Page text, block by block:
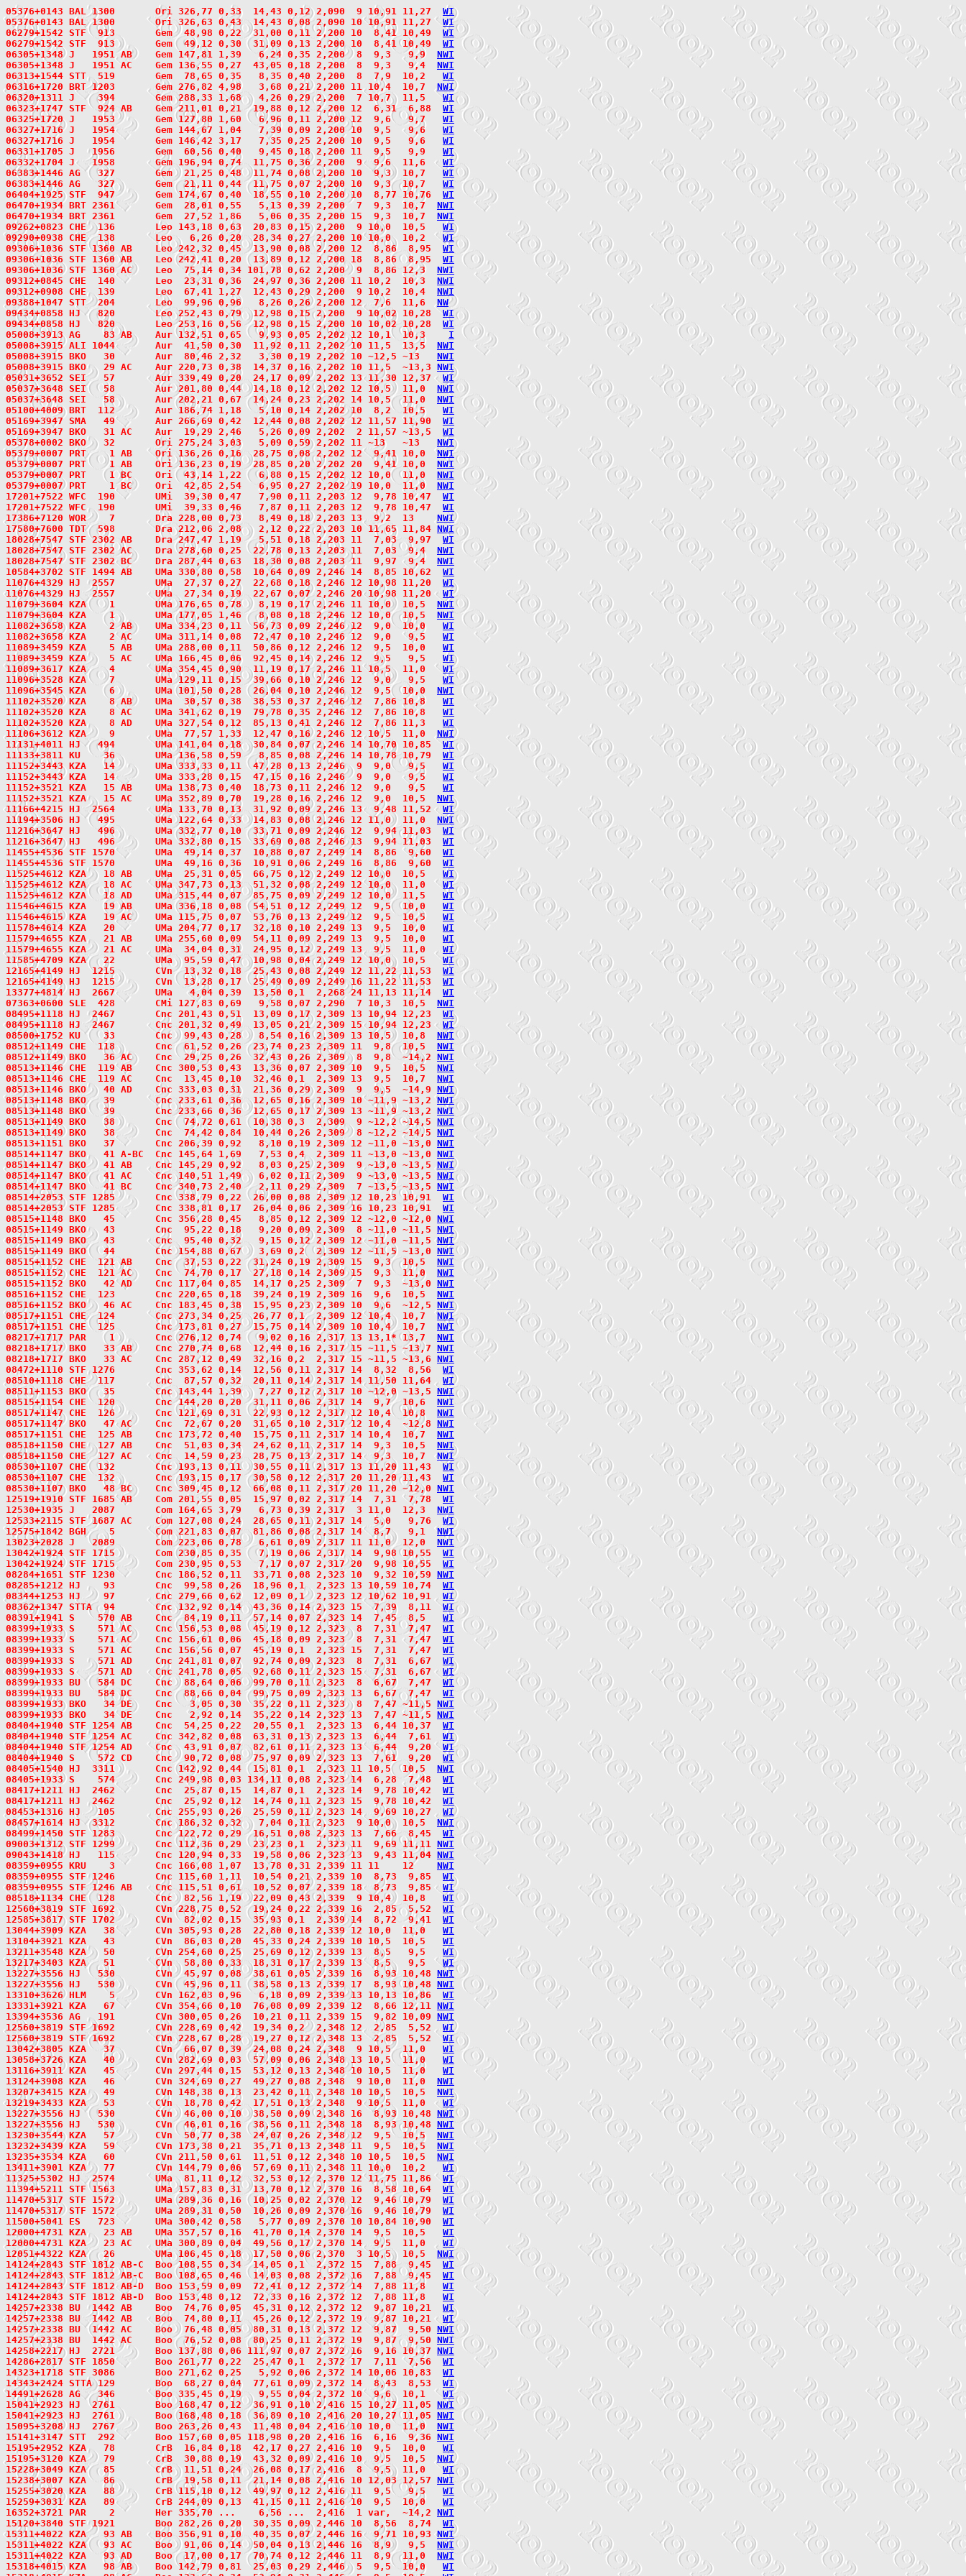
05376+0143 BAL 1300
       Ori 326,77 0,33  14,43 0,12 2,090  9 10,91 11,27
WI
05376+0143 BAL 1300       Ori 326,63 0,43  14,43 0,08 2,090 10 10,91 11,27 WI
06279+1542 STF  913
       Gem  48,98 0,22  31,00 0,11 2,200 10  8,41 10,49
WI
06279+1542 STF  913       Gem  49,12 0,30  31,09 0,13 2,200 10  8,41 10,49 WI
06305+1348 J   1951 AB    Gem 147,81 1,39   6,24 0,35 2,200  8  9,3   9,9 NWI
06305+1348 J   1951 AC    Gem 136,55 0,27  43,05 0,18 2,200  8  9,3   9,4 NWI
06313+1544 STT  519
       Gem  78,65 0,35   8,35 0,40 2,200  8  7,9  10,2
WI
06316+1720 BRT 1203
       Gem 276,82 4,98   3,68 0,21 2,200 11 10,4  10,7
NWI
06320+1311 J    394
       Gem 288,33 1,68   4,26 0,29 2,200  7 10,7  11,5
WI
06323+1747 STF  924 AB    Gem 211,01 0,21  19,88 0,12 2,200 12  6,31  6,88 WI
06325+1720 J   1953
       Gem 127,80 1,60   6,96 0,11 2,200 12  9,6   9,7
WI
06327+1716 J   1954
       Gem 144,67 1,04   7,39 0,09 2,200 10  9,5   9,6
WI
06327+1716 J   1954       Gem 146,42 3,17   7,35 0,25 2,200 10  9,5   9,6 WI
06331+1705 J   1956
       Gem  60,56 0,40   9,45 0,18 2,200 11  9,5   9,9
WI
06332+1704 J   1958
       Gem 196,94 0,74  11,75 0,36 2,200  9  9,6  11,6
WI
06383+1446 AG   327
       Gem  21,25 0,48  11,74 0,08 2,200 10  9,3  10,7
WI
06383+1446 AG   327       Gem  21,11 0,44  11,75 0,07 2,200 10  9,3  10,7 WI
06404+1925 STF  947
       Gem 174,67 0,40  18,55 0,10 2,200 10  8,77 10,76
WI
06470+1934 BRT 2361
       Gem  28,01 0,55   5,13 0,39 2,200  7  9,3  10,7
NWI
06470+1934 BRT 2361       Gem  27,52 1,86   5,06 0,35 2,200 15  9,3  10,7 NWI
09262+0823 CHE  136
       Leo 143,18 0,63  20,83 0,15 2,200  9 10,0  10,5
WI
09290+0938 CHE  138
       Leo   6,26 0,20  28,34 0,27 2,200 10 10,0  10,2
WI
09306+1036 STF 1360 AB    Leo 242,32 0,45  13,90 0,08 2,200 12  8,86  8,95 WI
09306+1036 STF 1360 AB    Leo 242,41 0,20  13,89 0,12 2,200 18  8,86  8,95 WI
09306+1036 STF 1360 AC    Leo  75,14 0,34 101,78 0,62 2,200  9  8,86 12,3 NWI
09312+0845 CHE  140
       Leo  23,31 0,36  24,97 0,36 2,200 11 10,2  10,3
NWI
09312+0908 CHE  139
       Leo  67,41 1,27  12,43 0,29 2,200  9 10,2  10,4
NWI
09388+1047 STT  204
       Leo  99,96 0,96   8,26 0,26 2,200 12  7,6  11,6
NW
09434+0858 HJ   820
       Leo 252,43 0,79  12,98 0,15 2,200  9 10,02 10,28
WI
09434+0858 HJ   820       Leo 253,16 0,56  12,98 0,15 2,200 10 10,02 10,28 WI
05008+3913 AG    83 AB    Aur 132,51 0,65   9,93 0,05 2,202 12 10,1  10,3 I
05008+3915 ALI 1044
       Aur  41,50 0,30  11,92 0,11 2,202 10 11,5  13,5
NWI
05008+3915 BKO   30
       Aur  80,46 2,32   3,30 0,19 2,202 10 ~12,5 ~13
NWI
05008+3915 BKO   29 AC    Aur 220,73 0,38  14,37 0,16 2,202 10 11,5  ~13,3 NWI
05031+3652 SEI   57
       Aur 339,49 0,20  24,17 0,09 2,202 13 11,30 12,37
WI
05037+3648 SEI   58
       Aur 201,80 0,44  14,18 0,12 2,202 12 10,5  11,0
NWI
05037+3648 SEI   58       Aur 202,21 0,67  14,24 0,23 2,202 14 10,5  11,0 NWI
05100+4009 BRT  112
       Aur 186,74 1,18   5,10 0,14 2,202 10  8,2  10,5
WI
05169+3947 SMA   49
       Aur 266,69 0,42  12,44 0,08 2,202 12 11,57 11,90
WI
05169+3947 BKO   31 AC    Aur  19,29 2,46   5,26 0,09 2,202  2 11,57 ~13,5 WI
05378+0002 BKO   32
       Ori 275,24 3,03   5,09 0,59 2,202 11 ~13   ~13
NWI
05379+0007 PRT    1 AB    Ori 136,26 0,16  28,75 0,08 2,202 12  9,41 10,0 NWI
05379+0007 PRT    1 AB    Ori 136,23 0,19  28,85 0,20 2,202 20  9,41 10,0 NWI
05379+0007 PRT    1 BC    Ori  43,14 1,22   6,88 0,15 2,202 12 10,0  11,0 NWI
05379+0007 PRT    1 BC    Ori  42,85 2,54   6,95 0,27 2,202 19 10,0  11,0 NWI
17201+7522 WFC  190
       UMi  39,30 0,47   7,90 0,11 2,203 12  9,78 10,47
WI
17201+7522 WFC  190       UMi  39,33 0,46   7,87 0,11 2,203 12  9,78 10,47 WI
17386+7120 WOR    7
       Dra 228,00 0,73   8,49 0,18 2,203 13  9,2  13
NWI
17580+7600 TDT  598
       Dra 212,06 2,08   2,12 0,22 2,203 10 11,65 11,84
NWI
18028+7547 STF 2302 AB    Dra 247,47 1,19   5,51 0,18 2,203 11  7,03  9,97 WI
18028+7547 STF 2302 AC    Dra 278,60 0,25  22,78 0,13 2,203 11  7,03  9,4 NWI
18028+7547 STF 2302 BC    Dra 287,44 0,63  18,30 0,08 2,203 11  9,97  9,4 NWI
10584+3702 STF 1494 AB    UMa 330,80 0,58  10,64 0,09 2,246 14  8,85 10,62 WI
11076+4329 HJ  2557
       UMa  27,37 0,27  22,68 0,18 2,246 12 10,98 11,20
WI
11076+4329 HJ  2557       UMa  27,34 0,19  22,67 0,07 2,246 20 10,98 11,20 WI
11079+3604 KZA    1
       UMa 176,65 0,78   8,19 0,17 2,246 11 10,0  10,5
NWI
11079+3604 KZA    1       UMa 177,05 1,46   8,08 0,18 2,246 12 10,0  10,5 NWI
11082+3658 KZA    2 AB    UMa 334,23 0,11  56,73 0,09 2,246 12  9,0  10,0 WI
11082+3658 KZA    2 AC    UMa 311,14 0,08  72,47 0,10 2,246 12  9,0   9,5 WI
11089+3459 KZA    5 AB    UMa 288,00 0,11  50,86 0,12 2,246 12  9,5  10,0 WI
11089+3459 KZA    5 AC    UMa 166,45 0,06  92,45 0,14 2,246 12  9,5   9,5 WI
11089+3617 KZA    4
       UMa 354,45 0,90  11,19 0,17 2,246 11 10,5  11,0
WI
11096+3528 KZA    7
       UMa 129,11 0,15  39,66 0,10 2,246 12  9,0   9,5
WI
11096+3545 KZA    6
       UMa 101,50 0,28  26,04 0,10 2,246 12  9,5  10,0
NWI
11102+3520 KZA    8 AB    UMa  30,57 0,38  38,53 0,37 2,246 12  7,86 10,8 WI
11102+3520 KZA    8 AC    UMa 341,62 0,19  79,78 0,35 2,246 12  7,86 10,8 WI
11102+3520 KZA    8 AD    UMa 327,54 0,12  85,13 0,41 2,246 12  7,86 11,3 WI
11106+3612 KZA    9
       UMa  77,57 1,33  12,47 0,16 2,246 12 10,5  11,0
NWI
11131+4011 HJ   494
       UMa 141,04 0,18  30,84 0,07 2,246 14 10,70 10,85
WI
11133+3811 KU    36
       UMa 136,58 0,59   8,85 0,08 2,246 14 10,78 10,79
WI
11152+3443 KZA   14
       UMa 333,33 0,11  47,28 0,13 2,246  9  9,0   9,5
WI
11152+3443 KZA   14       UMa 333,28 0,15  47,15 0,16 2,246  9  9,0   9,5 WI
11152+3521 KZA   15 AB    UMa 138,73 0,40  18,73 0,11 2,246 12  9,0   9,5 WI
11152+3521 KZA   15 AC    UMa 352,89 0,70  19,28 0,16 2,246 12  9,0  10,5 NWI
11166+4215 HJ  2564
       UMa 133,70 0,13  31,92 0,09 2,246 13  9,48 11,52
WI
11194+3506 HJ   495
       UMa 122,64 0,33  14,83 0,08 2,246 12 11,0  11,0
NWI
11216+3647 HJ   496
       UMa 332,77 0,10  33,71 0,09 2,246 12  9,94 11,03
WI
11216+3647 HJ   496       UMa 332,80 0,15  33,69 0,08 2,246 13  9,94 11,03 WI
11455+4536 STF 1570
       UMa  49,14 0,37  10,88 0,07 2,249 14  8,86  9,60
WI
11455+4536 STF 1570       UMa  49,16 0,36  10,91 0,06 2,249 16  8,86  9,60 WI
11525+4612 KZA   18 AB    UMa  25,31 0,05  66,75 0,12 2,249 12 10,0  10,5 WI
11525+4612 KZA   18 AC    UMa 347,73 0,13  51,32 0,08 2,249 12 10,0  11,0 WI
11525+4612 KZA   18 AD    UMa 315,44 0,07  85,75 0,09 2,249 12 10,0  11,5 WI
11546+4615 KZA   19 AB    UMa 336,18 0,08  54,51 0,12 2,249 12  9,5  10,0 WI
11546+4615 KZA   19 AC    UMa 115,75 0,07  53,76 0,13 2,249 12  9,5  10,5 WI
11578+4614 KZA   20
       UMa 204,77 0,17  32,18 0,10 2,249 13  9,5  10,0
WI
11579+4655 KZA   21 AB    UMa 255,60 0,09  54,11 0,09 2,249 13  9,5  10,0 WI
11579+4655 KZA   21 AC    UMa  34,04 0,31  24,95 0,12 2,249 13  9,5  11,0 WI
11585+4709 KZA   22
       UMa  95,59 0,47  10,98 0,04 2,249 12 10,0  10,5
WI
12165+4149 HJ  1215
       CVn  13,32 0,18  25,43 0,08 2,249 12 11,22 11,53
WI
12165+4149 HJ  1215       CVn  13,28 0,17  25,49 0,09 2,249 16 11,22 11,53 WI
13377+4814 HJ  2667
       UMa   4,04 0,39  13,50 0,1  2,268 24 11,13 11,14
WI
07363+0600 SLE  428
       CMi 127,83 0,69   9,58 0,07 2,290  7 10,3  10,5
NWI
08495+1118 HJ  2467
       Cnc 201,43 0,51  13,09 0,17 2,309 13 10,94 12,23
WI
08495+1118 HJ  2467       Cnc 201,32 0,49  13,05 0,21 2,309 15 10,94 12,23 WI
08500+1752 KU    33
       Cnc  99,43 0,28   8,54 0,16 2,309 13 10,5  10,8
NWI
08512+1149 CHE  118
       Cnc  61,52 0,26  23,74 0,23 2,309 11  9,8  10,5
NWI
08512+1149 BKO   36 AC    Cnc  29,25 0,26  32,43 0,26 2,309  8  9,8  ~14,2 NWI
08513+1146 CHE  119 AB    Cnc 300,53 0,43  13,36 0,07 2,309 10  9,5  10,5 NWI
08513+1146 CHE  119 AC    Cnc  13,45 0,10  32,46 0,1  2,309 13  9,5  10,7 NWI
08513+1146 BKO   40 AD    Cnc 333,03 0,31  21,36 0,29 2,309  9  9,5  ~14,9 NWI
08513+1148 BKO   39
       Cnc 233,61 0,36  12,65 0,16 2,309 10 ~11,9 ~13,2
NWI
08513+1148 BKO   39       Cnc 233,66 0,36  12,65 0,17 2,309 13 ~11,9 ~13,2 NWI
08513+1149 BKO   38
       Cnc  74,72 0,61  10,38 0,3  2,309  9 ~12,2 ~14,5
NWI
08513+1149 BKO   38       Cnc  74,42 0,84  10,44 0,26 2,309  8 ~12,2 ~14,5 NWI
08513+1151 BKO   37
       Cnc 206,39 0,92   8,10 0,19 2,309 12 ~11,0 ~13,0
NWI
08514+1147 BKO   41 A-BC  Cnc 145,64 1,69   7,53 0,4  2,309 11 ~13,0 ~13,0 NWI
08514+1147 BKO   41 AB    Cnc 145,29 0,92   8,03 0,25 2,309  9 ~13,0 ~13,5 NWI
08514+1147 BKO   41 AC    Cnc 140,51 1,49   6,02 0,11 2,309  9 ~13,0 ~13,5 NWI
08514+1147 BKO   41 BC    Cnc 340,73 2,40   2,11 0,29 2,309  7 ~13,5 ~13,5 NWI
08514+2053 STF 1285
       Cnc 338,79 0,22  26,00 0,08 2,309 12 10,23 10,91
WI
08514+2053 STF 1285       Cnc 338,81 0,17  26,04 0,06 2,309 16 10,23 10,91 WI
08515+1148 BKO   45
       Cnc 356,28 0,45   8,85 0,12 2,309 12 ~12,0 ~12,0
NWI
08515+1149 BKO   43
       Cnc  95,22 0,18   9,20 0,09 2,309  8 ~11,0 ~11,5
NWI
08515+1149 BKO   43       Cnc  95,40 0,32   9,15 0,12 2,309 12 ~11,0 ~11,5 NWI
08515+1149 BKO   44
       Cnc 154,88 0,67   3,69 0,2  2,309 12 ~11,5 ~13,0
NWI
08515+1152 CHE  121 AB    Cnc  37,53 0,22  31,24 0,19 2,309 15  9,3  10,5 NWI
08515+1152 CHE  121 AC    Cnc  74,70 0,17  27,18 0,14 2,309 15  9,3  11,0 NWI
08515+1152 BKO   42 AD    Cnc 117,04 0,85  14,17 0,25 2,309  7  9,3  ~13,0 NWI
08516+1152 CHE  123
       Cnc 220,65 0,18  39,24 0,19 2,309 16  9,6  10,5
NWI
08516+1152 BKO   46 AC    Cnc 183,45 0,38  15,95 0,23 2,309 10  9,6  ~12,5 NWI
08517+1151 CHE  124
       Cnc 273,34 0,25  26,77 0,1  2,309 12 10,4  10,7
NWI
08517+1151 CHE  125
       Cnc 173,81 0,27  15,75 0,14 2,309 10 10,4  10,7
NWI
08217+1717 PAR    1
       Cnc 276,12 0,74   9,02 0,16 2,317 13 13,1* 13,7
NWI
08218+1717 BKO   33 AB    Cnc 270,74 0,68  12,44 0,16 2,317 15 ~11,5 ~13,7 NWI
08218+1717 BKO   33 AC    Cnc 287,12 0,49  32,16 0,2  2,317 15 ~11,5 ~13,6 NWI
08472+1110 STF 1276
       Cnc 353,62 0,14  12,56 0,11 2,317 14  8,32  8,56
WI
08510+1118 CHE  117
       Cnc  87,57 0,32  20,11 0,14 2,317 14 11,50 11,64
WI
08511+1153 BKO   35
       Cnc 143,44 1,39   7,27 0,12 2,317 10 ~12,0 ~13,5
NWI
08515+1154 CHE  120
       Cnc 144,20 0,20  31,11 0,06 2,317 14  9,7  10,6
NWI
08517+1147 CHE  126
       Cnc 121,69 0,31  22,93 0,12 2,317 12 10,4  10,8
NWI
08517+1147 BKO   47 AC    Cnc  72,67 0,20  31,65 0,10 2,317 12 10,4  ~12,8 NWI
08517+1151 CHE  125 AB    Cnc 173,72 0,40  15,75 0,11 2,317 14 10,4  10,7 NWI
08518+1150 CHE  127 AB    Cnc  51,03 0,34  24,62 0,11 2,317 14  9,3  10,5 NWI
08518+1150 CHE  127 AC    Cnc  14,59 0,23  28,75 0,13 2,317 14  9,3  10,7 NWI
08530+1107 CHE  132
       Cnc 193,13 0,11  30,55 0,11 2,317 13 11,20 11,43
WI
08530+1107 CHE  132       Cnc 193,15 0,17  30,58 0,12 2,317 20 11,20 11,43 WI
08530+1107 BKO   48 BC    Cnc 309,45 0,12  66,08 0,11 2,317 20 11,20 ~12,0 NWI
12519+1910 STF 1685 AB    Com 201,55 0,05  15,97 0,02 2,317 14  7,31  7,78 WI
12530+1935 J   2087
       Com 164,65 3,79   6,73 0,39 2,317  3 11,0  12,3
NWI
12533+2115 STF 1687 AC    Com 127,08 0,24  28,65 0,11 2,317 14  5,0   9,76 WI
12575+1842 BGH    5
       Com 221,83 0,07  81,86 0,08 2,317 14  8,7   9,1
NWI
13023+2028 J   2089
       Com 223,06 0,78   6,61 0,09 2,317 11 11,0  12,0
NWI
13042+1924 STF 1715
       Com 230,85 0,35   7,19 0,06 2,317 14  9,98 10,55
WI
13042+1924 STF 1715       Com 230,95 0,53   7,17 0,07 2,317 20  9,98 10,55 WI
08284+1651 STF 1230
       Cnc 186,52 0,11  33,71 0,08 2,323 10  9,32 10,59
NWI
08285+1212 HJ    93
       Cnc  99,58 0,26  18,96 0,1  2,323 13 10,59 10,74
WI
08344+1253 HJ    97
       Cnc 279,66 0,62  12,09 0,1  2,323 12 10,62 10,91
WI
08362+1347 STTA  94
       Cnc 132,92 0,14  43,36 0,14 2,323 15  7,39  8,11
WI
08391+1941 S    570 AB    Cnc  84,19 0,11  57,14 0,07 2,323 14  7,45  8,5 WI
08399+1933 S    571 AC    Cnc 156,53 0,08  45,19 0,12 2,323  8  7,31  7,47 WI
08399+1933 S    571 AC    Cnc 156,61 0,06  45,18 0,09 2,323  8  7,31  7,47 WI
08399+1933 S    571 AC    Cnc 156,56 0,07  45,19 0,1  2,323 15  7,31  7,47 WI
08399+1933 S    571 AD    Cnc 241,81 0,07  92,74 0,09 2,323  8  7,31  6,67 WI
08399+1933 S    571 AD    Cnc 241,78 0,05  92,68 0,11 2,323 15  7,31  6,67 WI
08399+1933 BU   584 DC    Cnc  88,64 0,06  99,70 0,11 2,323  8  6,67  7,47 WI
08399+1933 BU   584 DC    Cnc  88,66 0,04  99,75 0,09 2,323 13  6,67  7,47 WI
08399+1933 BKO   34 DE    Cnc   3,05 0,30  35,22 0,11 2,323  8  7,47 ~11,5 NWI
08399+1933 BKO   34 DE    Cnc   2,92 0,14  35,22 0,14 2,323 13  7,47 ~11,5 NWI
08404+1940 STF 1254 AB    Cnc  54,25 0,22  20,55 0,1  2,323 13  6,44 10,37 WI
08404+1940 STF 1254 AC    Cnc 342,82 0,08  63,31 0,13 2,323 13  6,44  7,61 WI
08404+1940 STF 1254 AD    Cnc  43,91 0,07  82,61 0,11 2,323 13  6,44  9,20 WI
08404+1940 S    572 CD    Cnc  90,72 0,08  75,97 0,09 2,323 13  7,61  9,20 WI
08405+1540 HJ  3311
       Cnc 142,92 0,44  15,81 0,1  2,323 11 10,5  10,5
NWI
08405+1933 S    574
       Cnc 249,98 0,03 134,11 0,08 2,323 14  6,28  7,48
WI
08417+1211 HJ  2462
       Cnc  25,87 0,15  14,87 0,1  2,323 14  9,78 10,42
WI
08417+1211 HJ  2462       Cnc  25,92 0,12  14,74 0,11 2,323 15  9,78 10,42 WI
08453+1316 HJ   105
       Cnc 255,93 0,26  25,59 0,11 2,323 14  9,69 10,27
WI
08457+1614 HJ  3312
       Cnc 186,32 0,32   7,04 0,11 2,323  9 10,0  10,5
NWI
08499+1450 STF 1283
       Cnc 122,72 0,29  16,51 0,08 2,323 13  7,66  8,45
WI
09003+1312 STF 1299
       Cnc 112,36 0,29  23,23 0,1  2,323 11  9,69 11,11
NWI
09043+1418 HJ   115
       Cnc 120,94 0,33  19,58 0,06 2,323 13  9,43 11,04
NWI
08359+0955 KRU    3
       Cnc 166,08 1,07  13,78 0,31 2,339 11 11    12
NWI
08359+0955 STF 1246
       Cnc 115,60 1,11  10,54 0,21 2,339 10  8,73  9,85
WI
08359+0955 STF 1246 AB    Cnc 115,51 0,61  10,52 0,07 2,339 18  8,73  9,85 WI
08518+1134 CHE  128
       Cnc  82,56 1,19  22,09 0,43 2,339  9 10,4  10,8
WI
12560+3819 STF 1692
       CVn 228,75 0,52  19,24 0,22 2,339 16  2,85  5,52
WI
12585+3817 STF 1702
       CVn  82,02 0,15  35,93 0,1  2,339 14  8,72  9,41
WI
13044+3909 KZA   38
       CVn 305,93 0,28  22,80 0,18 2,339 12 10,0  11,0
WI
13104+3921 KZA   43
       CVn  86,03 0,20  45,33 0,24 2,339 10 10,5  10,5
WI
13211+3548 KZA   50
       CVn 254,60 0,25  25,69 0,12 2,339 13  8,5   9,5
WI
13217+3403 KZA   51
       CVn  58,80 0,33  18,31 0,17 2,339 13  8,5   9,5
WI
13227+3556 HJ   530
       CVn  45,97 0,08  38,61 0,05 2,339 16  8,93 10,48
NWI
13227+3556 HJ   530       CVn  45,96 0,11  38,58 0,13 2,339 17  8,93 10,48 NWI
13310+3626 HLM    5
       CVn 162,03 0,96   6,18 0,09 2,339 13 10,13 10,86
WI
13331+3921 KZA   67
       CVn 354,66 0,10  76,08 0,09 2,339 12  8,66 12,11
NWI
13394+3536 AG   191
       CVn 300,05 0,26  10,21 0,11 2,339 15  9,82 10,09
NWI
12560+3819 STF 1692       CVn 228,69 0,42  19,34 0,2  2,348 12  2,85  5,52 WI
12560+3819 STF 1692       CVn 228,67 0,28  19,27 0,12 2,348 13  2,85  5,52 WI
13042+3805 KZA   37
       CVn  66,07 0,39  24,08 0,24 2,348  9 10,5  11,0
WI
13058+3726 KZA   40
       CVn 282,69 0,03  57,09 0,06 2,348 13 10,5  11,0
WI
13116+3911 KZA   45
       CVn 297,44 0,15  53,12 0,13 2,348 10 10,5  11,0
WI
13124+3908 KZA   46
       CVn 324,69 0,27  49,27 0,08 2,348  9 10,0  11,0
NWI
13207+3415 KZA   49
       CVn 148,38 0,13  23,42 0,11 2,348 10 10,5  10,5
NWI
13219+3433 KZA   53
       CVn  18,78 0,42  17,51 0,13 2,348  9 10,5  11,0
WI
13227+3556 HJ   530       CVn  46,00 0,10  38,50 0,09 2,348 16  8,93 10,48 NWI
13227+3556 HJ   530       CVn  46,01 0,16  38,56 0,11 2,348 18  8,93 10,48 NWI
13230+3544 KZA   57
       CVn  50,77 0,38  24,07 0,26 2,348 12  9,5  10,5
NWI
13232+3439 KZA   59
       CVn 173,38 0,21  35,71 0,13 2,348 11  9,5  10,5
NWI
13235+3534 KZA   60
       CVn 211,50 0,61  11,51 0,12 2,348 10 10,5  10,5
NWI
13411+3901 KZA   77
       CVn 144,79 0,06  57,69 0,11 2,348 11 10,0  10,2
WI
11325+5302 HJ  2574
       UMa  81,11 0,12  32,53 0,12 2,370 12 11,75 11,86
WI
11394+5211 STF 1563
       UMa 157,83 0,31  13,70 0,12 2,370 16  8,58 10,64
WI
11470+5317 STF 1572
       UMa 289,36 0,16  10,25 0,02 2,370 12  9,46 10,79
WI
11470+5317 STF 1572       UMa 289,31 0,50  10,26 0,09 2,370 16  9,46 10,79 WI
11500+5041 ES   723
       UMa 300,42 0,58   5,77 0,09 2,370 10 10,84 10,90
WI
12000+4731 KZA   23 AB    UMa 357,57 0,16  41,70 0,14 2,370 14  9,5  10,5 WI
12000+4731 KZA   23 AC    UMa 300,89 0,04  49,56 0,17 2,370 14  9,5  11,0 WI
12051+4322 KZA   26
       UMa 106,45 0,18  17,50 0,06 2,370  3 10,5  10,5
NWI
14124+2843 STF 1812 AB-C  Boo 108,55 0,34  14,05 0,1  2,372 15  7,88  9,45 WI
14124+2843 STF 1812 AB-C  Boo 108,65 0,46  14,03 0,08 2,372 16  7,88  9,45 WI
14124+2843 STF 1812 AB-D  Boo 153,59 0,09  72,41 0,12 2,372 14  7,88 11,8 WI
14124+2843 STF 1812 AB-D  Boo 153,48 0,12  72,33 0,16 2,372 12  7,88 11,8 WI
14257+2338 BU  1442 AB    Boo  74,76 0,05  45,31 0,12 2,372 12  9,87 10,21 WI
14257+2338 BU  1442 AB    Boo  74,80 0,11  45,26 0,12 2,372 19  9,87 10,21 WI
14257+2338 BU  1442 AC    Boo  76,48 0,05  80,31 0,13 2,372 12  9,87  9,50 NWI
14257+2338 BU  1442 AC    Boo  76,52 0,08  80,25 0,11 2,372 19  9,87  9,50 NWI
14258+2217 HJ  2721
       Boo 137,88 0,06 111,97 0,07 2,372 16  9,16 10,37
NWI
14286+2817 STF 1850
       Boo 261,77 0,22  25,47 0,1  2,372 17  7,11  7,56
WI
14323+1718 STF 3086
       Boo 271,62 0,25   5,92 0,06 2,372 14 10,06 10,83
WI
14343+2424 STTA 129
       Boo  68,27 0,04  77,61 0,09 2,372 14  8,43  8,53
WI
14491+2628 AG   346
       Boo 335,45 0,19   9,55 0,04 2,372 10  9,6  10,1
WI
15041+2923 HJ  2761
       Boo 168,47 0,12  36,91 0,10 2,416 15 10,27 11,05
NWI
15041+2923 HJ  2761       Boo 168,48 0,18  36,89 0,10 2,416 20 10,27 11,05 NWI
15095+3208 HJ  2767
       Boo 263,26 0,43  11,48 0,04 2,416 10 10,0  11,0
NWI
15141+3147 STT  292
       Boo 157,60 0,05 118,98 0,20 2,416 16  6,16  9,36
NWI
15195+2952 KZA   78
       CrB  16,84 0,18  42,17 0,27 2,416 10  9,5  10,0
WI
15195+3120 KZA   79
       CrB  30,88 0,19  43,32 0,09 2,416 10  9,5  10,5
NWI
15228+3049 KZA   85
       CrB  11,51 0,24  26,08 0,17 2,416  8  9,5  11,0
WI
15238+3007 KZA   86
       CrB  19,58 0,11  21,14 0,08 2,416 10 12,03 12,57
NWI
15255+3020 KZA   88
       CrB 115,10 0,12  49,97 0,12 2,416 11  9,5   9,5
WI
15259+3031 KZA   89
       CrB 244,09 0,13  41,15 0,11 2,416 10  9,5  10,0
WI
16352+3721 PAR    2
       Her 335,70 ...    6,56 ...  2,416  1 var,  ~14,2
NWI
15120+3840 STF 1921
       Boo 282,26 0,20  30,35 0,09 2,446 10  8,56  8,74
WI
15311+4022 KZA   93 AB    Boo 356,91 0,10  40,35 0,07 2,446 16  9,71 10,93 NWI
15311+4022 KZA   93 AC    Boo  91,06 0,14  50,04 0,13 2,446 16  8,9   9,5 NWI
15311+4022 KZA   93 AD    Boo  17,00 0,17  70,74 0,12 2,446 11  8,9  11,0 NWI
15318+4015 KZA   98 AB    Boo 142,79 0,81  25,03 0,29 2,446  5  9,5  10,0 WI